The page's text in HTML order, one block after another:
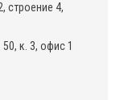
строение 4,
к. 3, офис 1